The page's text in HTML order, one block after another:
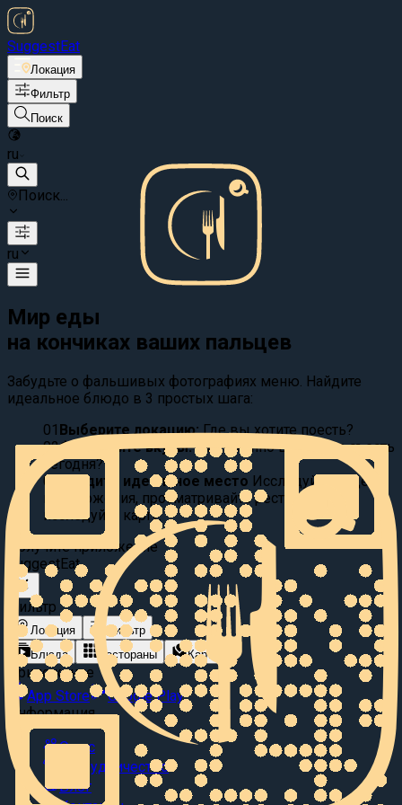
SuggestEat
Локация
Фильтр
Поиск
ru
Поиск...
ru
Мир еды
на кончиках ваших пальцев
Забудьте о фальшивых фотографиях меню. Найдите
идеальное блюдо в 3 простых шага:
01 Выберите локацию: Где вы хотите поесть?
02Фильтруйте вкусы:
Что именно вы хотите съесть
сегодня?
03
Найдите идеальное место Исследуйте видео
предложения, просматривайте рестораны или
исследуйте карту.
Получите приложение
SuggestEat
Фильтр
Локация
Фильтр
Блюда
Рестораны Карта
Приложение
App Store
Google Play
Информация
О нас
Сотрудничество
Блог